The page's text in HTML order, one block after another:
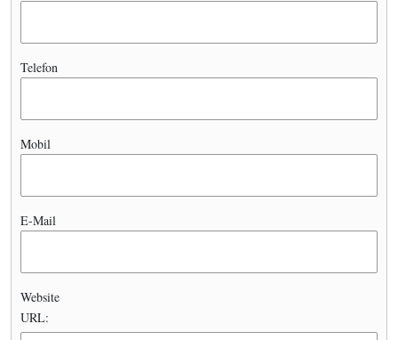
Telefon
Mobil
E-Mail
Website
URL: